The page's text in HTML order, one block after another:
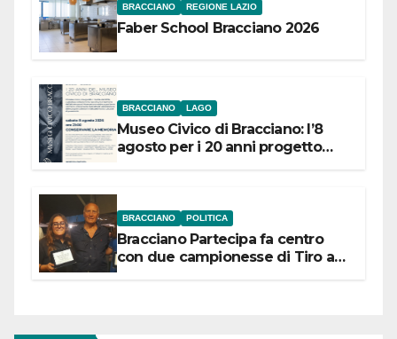
BRACCIANO REGIONE LAZIO
Faber School Bracciano 2026
BRACCIANO LAGO
Museo Civico di Bracciano: l’8
agosto per i 20 anni progetto
BRACCIANO POLITICA
Bracciano Partecipa fa centro
con due campionesse di Tiro a